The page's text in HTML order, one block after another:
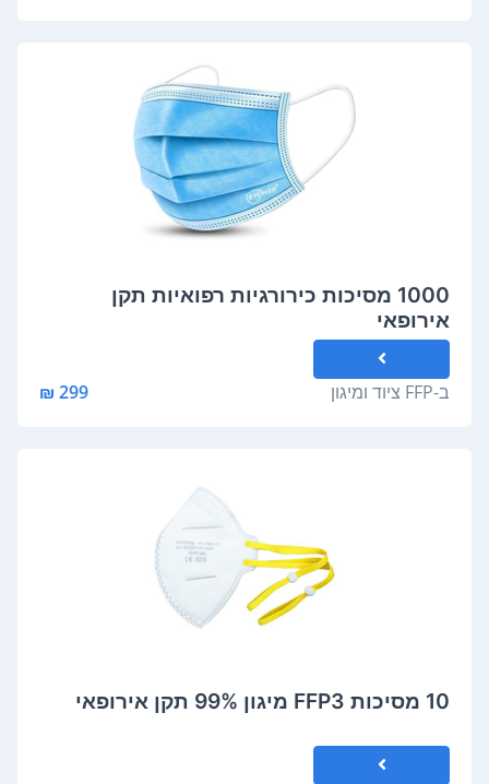
1000 מסיכות כירורגיות רפואיות תקן
אירופאי
ב-FFP ציוד ומיגון 299 ₪
10 מסיכות FFP3 מיגון 99% תקן אירופאי